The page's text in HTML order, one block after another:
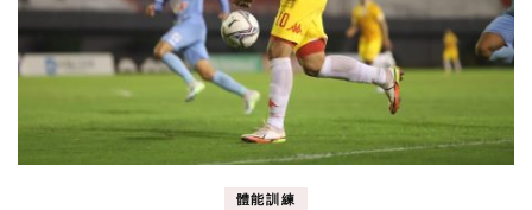
享
體能訓練